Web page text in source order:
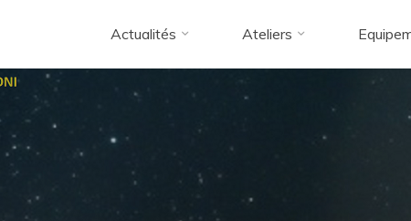
Actualités Ateliers